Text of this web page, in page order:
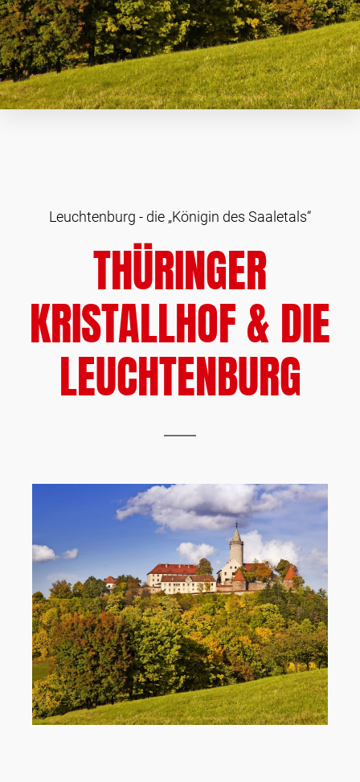
Leuchtenburg - die „Königin des Saaletals“
THÜRINGER
KRISTALLHOF & DIE
LEUCHTENBURG